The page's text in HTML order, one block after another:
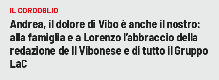
IL CORDOGLIO
Andrea, il dolore di Vibo è anche il nostro:
alla famiglia e a Lorenzo l’abbraccio della
redazione de Il Vibonese e di tutto il Gruppo
LaC